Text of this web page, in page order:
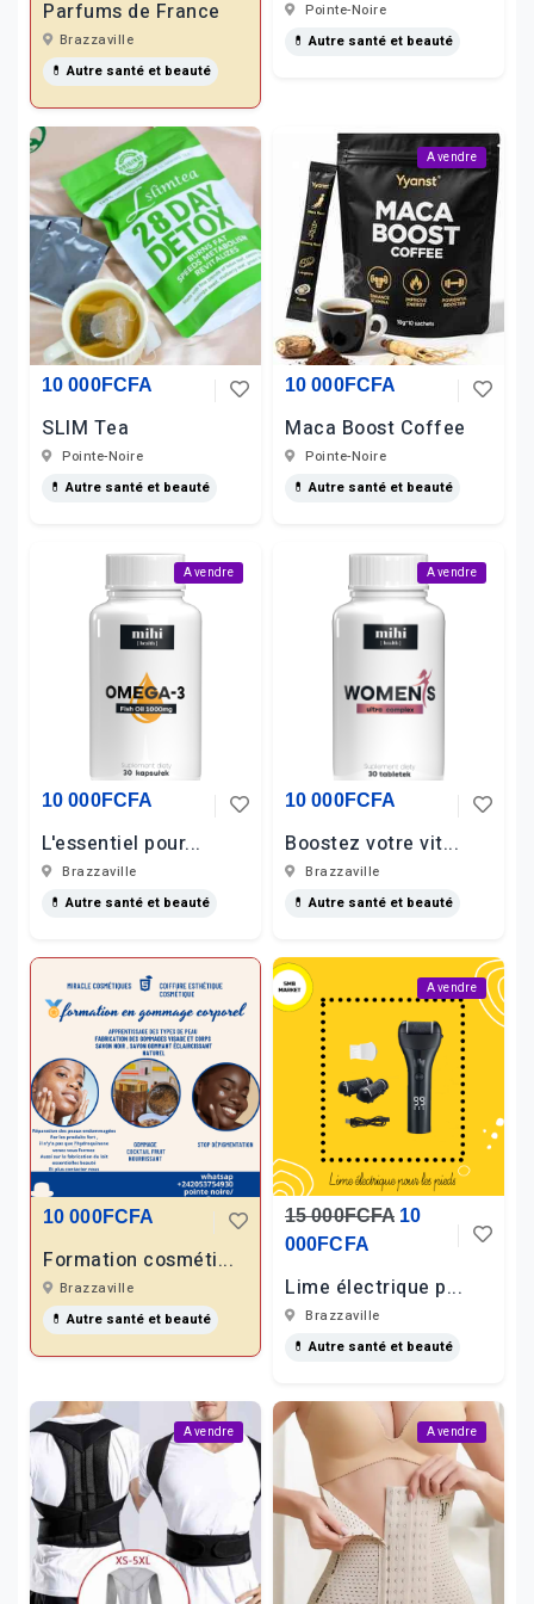
Parfums de France
Brazzaville
💊 Autre santé et beauté
Pointe-Noire
💊 Autre santé et beauté
10 000FCFA
SLIM Tea
Pointe-Noire
💊 Autre santé et beauté
A vendre
10 000FCFA
Maca Boost Coffee
Pointe-Noire
💊 Autre santé et beauté
A vendre
10 000FCFA
L'essentiel pour...
Brazzaville
💊 Autre santé et beauté
A vendre
10 000FCFA
Boostez votre vit...
Brazzaville
💊 Autre santé et beauté
10 000FCFA
Formation cosméti...
Brazzaville
💊 Autre santé et beauté
A vendre
15 000FCFA 10
000FCFA
Lime électrique p...
Brazzaville
💊 Autre santé et beauté
A vendre A vendre